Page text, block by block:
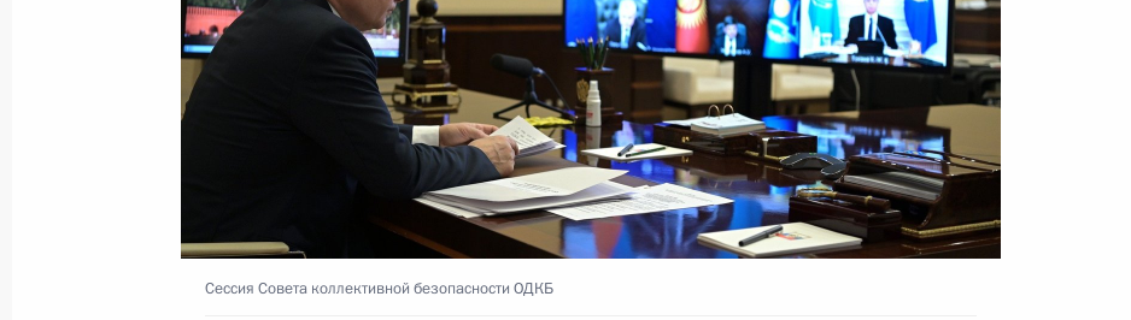
Совещание с постоянными членами Совета Безопасности
11 января 2022 года, 14:30 Московская область, Ново-Огарёво
1
10 января 2022 года, понедельник
Телефонный разговор с Президентом Таджикистана Эмомали
Сессия Совета коллективной безопасности ОДКБ